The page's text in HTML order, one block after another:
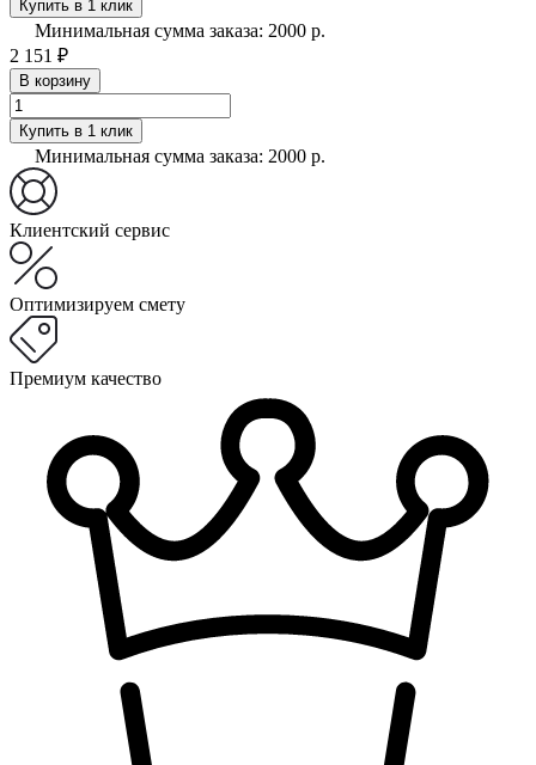
Купить в 1 клик
Минимальная сумма заказа: 2000 р.
2 151 ₽
В корзину
Купить в 1 клик
Минимальная сумма заказа: 2000 р.
Клиентский сервис
Оптимизируем смету
Премиум качество